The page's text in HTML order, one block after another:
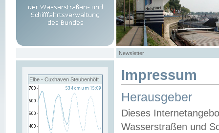
Newsletter
Elbe - Cuxhaven Steubenhöft Impressum
Herausgeber
Dieses
Wasserstraßen und